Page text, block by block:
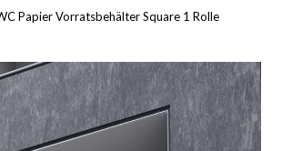
Papier Vorratsbehälter Square 1 Rolle